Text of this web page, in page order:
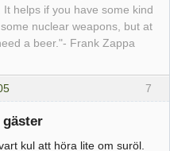
helps if you have some kind
nuclear weapons, but at
a beer."- Frank Zappa
7
gäster
kul att höra lite om suröl.